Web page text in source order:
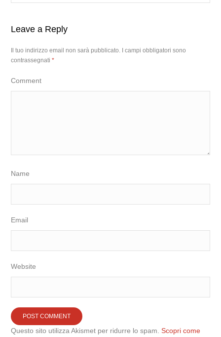
Leave a Reply
Il tuo indirizzo email non sarà pubblicato.
I campi obbligatori sono
contrassegnati*
Comment
Name
Email
Website
Questo sito utilizza Akismet per ridurre lo spam.Scopri come